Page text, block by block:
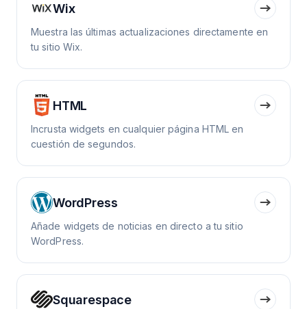
Wix
Muestra las últimas actualizaciones directamente en
tu sitio Wix.
HTML
Incrusta widgets en cualquier página HTML en
cuestión de segundos.
WordPress
Añade widgets de noticias en directo a tu sitio
WordPress.
Squarespace